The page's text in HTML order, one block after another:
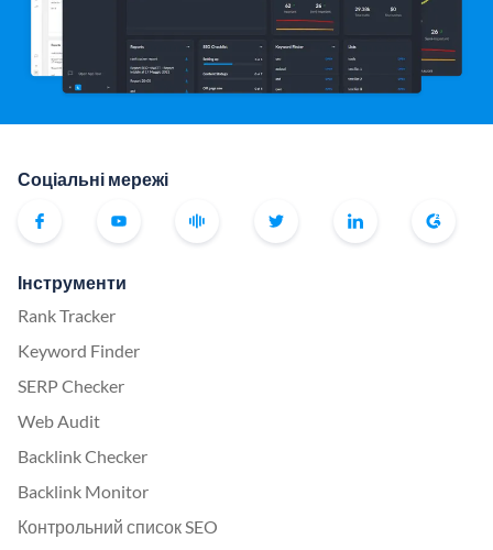
Соціальні мережі
Інструменти
Rank Tracker
Keyword Finder
SERP Checker
Web Audit
Backlink Checker
Backlink Monitor
Контрольний список SEO